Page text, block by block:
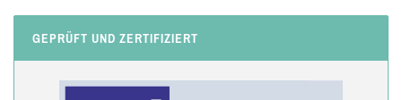
GEPRÜFT UND ZERTIFIZIERT